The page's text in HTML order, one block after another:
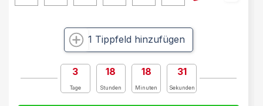
1 Tippfeld hinzufügen
3
Tage
18
Stunden
18
Minuten
30
Sekunden